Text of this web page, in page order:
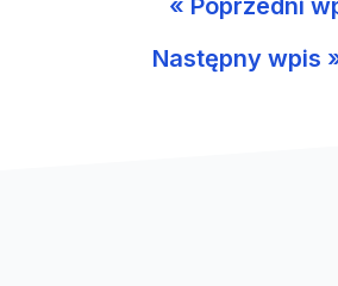
« Poprzedni
Następny wpis